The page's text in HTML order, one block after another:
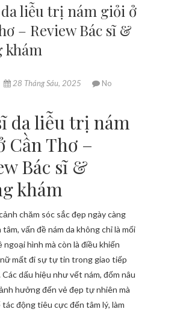
da liễu trị nám giỏi ở
– Review Bác sĩ &
khám
28 Tháng Sáu, 2025
No
da liễu trị nám
Cần Thơ –
Bác sĩ &
khám
chăm sóc sắc đẹp ngày càng
vấn đề nám da không chỉ là mối
ngoại hình mà còn là điều khiến
mất đi sự tự tin trong giao tiếp
Các dấu hiệu như vết nám, đốm nâu
hưởng đến vẻ đẹp tự nhiên mà
động tiêu cực đến tâm lý, làm